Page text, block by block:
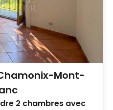
Mont-
2 chambres avec